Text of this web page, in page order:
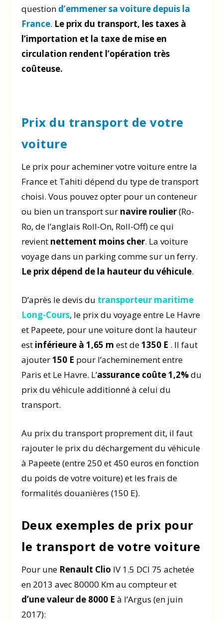
question d’emmener sa voiture depuis la
France. Le prix du transport, les taxes à
l’importation et la taxe de mise en
circulation rendent l’opération très
coûteuse.
Prix du transport de votre
voiture
Le prix pour acheminer votre voiture entre la
France et Tahiti dépend du type de transport
choisi. Vous pouvez opter pour un conteneur
ou bien un transport sur navire roulier(Ro-
Ro, de l’anglais Roll-On, Roll-Off)ce qui
revient nettement moins cher. La voiture
voyage dans un parking comme sur un ferry.
Le prix dépend de la hauteur du véhicule.
D’après le devis du transporteur maritime
Long-Cours, le prix du voyage entre Le Havre
et Papeete, pour une voiture dont la hauteur
est inférieure à 1,65 m est de1350 E . Il faut
ajouter150 E pour l’acheminement entre
Paris et Le Havre. L’assurance coûte 1,2%du
prix du véhicule additionné à celui du
transport.
Au prix du transport proprement dit, il faut
rajouter le prix du déchargement du véhicule
à Papeete (entre 250 et 450 euros en fonction
du poids de votre voiture) et les frais de
formalités douanières (150 E).
Deux exemples de prix pour
le transport de votre voiture
Pour une Renault Clio IV 1.5 DCI 75 achetée
en 2013 avec 80000 Km au compteur et
d’une valeur de 8000 E à l’Argus (en juin
2017):